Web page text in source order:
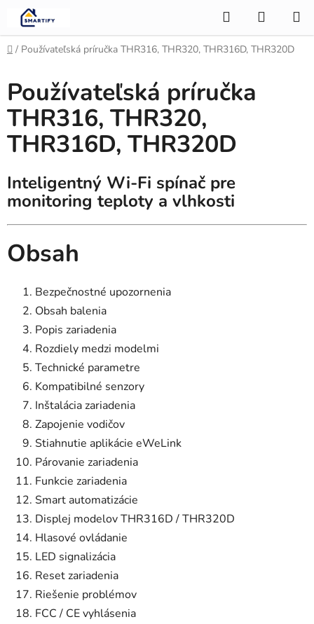
Prejsť
obsah
Hľadať
KOŠÍK
Domov
/ Používateľská príručka THR316, THR320, THR316D, THR320D
Používateľská príručka
THR316, THR320,
THR316D, THR320D
Inteligentný Wi-Fi spínač pre
monitoring teploty a vlhkosti
Obsah
Bezpečnostné upozornenia
Obsah balenia
Popis zariadenia
Rozdiely medzi modelmi
Technické parametre
Kompatibilné senzory
Inštalácia zariadenia
Zapojenie vodičov
Stiahnutie aplikácie eWeLink
Párovanie zariadenia
Funkcie zariadenia
Smart automatizácie
Displej modelov THR316D / THR320D
Hlasové ovládanie
LED signalizácia
Reset zariadenia
Riešenie problémov
FCC / CE vyhlásenia